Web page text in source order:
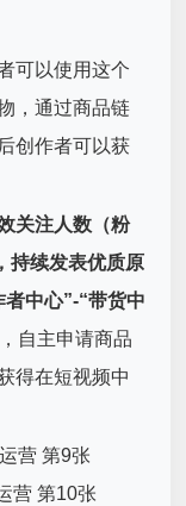
可以使用这个
，通过商品链
创作者可以获
关注人数（粉
持续发表优质原
者中心”-“带货中
，自主申请商品
得在短视频中